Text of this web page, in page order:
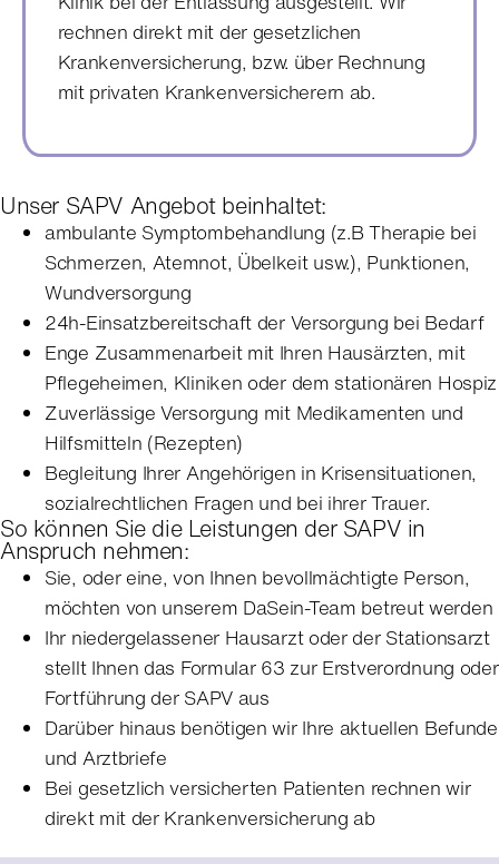
rechnen direkt mit der gesetzlichen
Krankenversicherung, bzw. über Rechnung
mit privaten Krankenversicherern ab.
Unser SAPV Angebot beinhaltet:
ambulante Symptombehandlung (z.B Therapie bei
Schmerzen, Atemnot, Übelkeit usw.), Punktionen,
Wundversorgung
24h-Einsatzbereitschaft der Versorgung bei Bedarf
Enge Zusammenarbeit mit Ihren Hausärzten, mit
Pflegeheimen, Kliniken oder dem stationären Hospiz
Zuverlässige Versorgung mit Medikamenten und
Hilfsmitteln (Rezepten)
Begleitung Ihrer Angehörigen in Krisensituationen,
sozialrechtlichen Fragen und bei ihrer Trauer.
So können Sie die Leistungen der SAPV in
Anspruch nehmen:
Sie, oder eine, von Ihnen bevollmächtigte Person,
möchten von unserem DaSein-Team betreut werden
Ihr niedergelassener Hausarzt oder der Stationsarzt
stellt Ihnen das Formular 63 zur Erstverordnung oder
Fortführung der SAPV aus
Darüber hinaus benötigen wir Ihre aktuellen Befunde
und Arztbriefe
Bei gesetzlich versicherten Patienten rechnen wir
direkt mit der Krankenversicherung ab